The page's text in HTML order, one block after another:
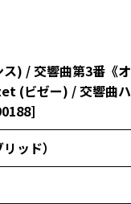
) / 交響曲第3番《オ
(ビゼー) / 交響曲ハ
ッド）